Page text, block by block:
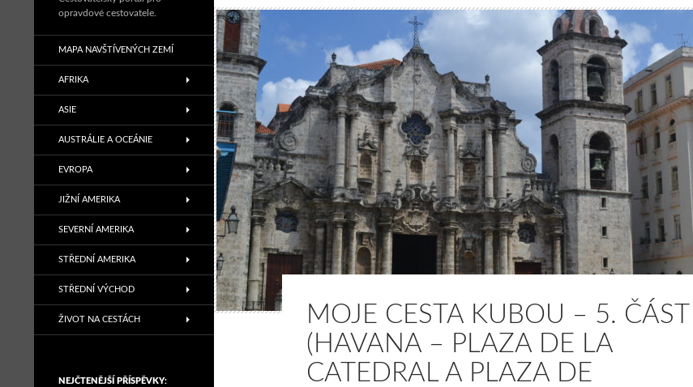
MOJE CESTA KUBOU – 5. ČÁST
(HAVANA – PLAZA DE LA
CATEDRAL A PLAZA DE
opravdové cestovatele.
MAPA NAVŠTÍVENÝCH ZEMÍ
AFRIKA
ASIE
AUSTRÁLIE A OCEÁNIE
EVROPA
JIŽNÍ AMERIKA
SEVERNÍ AMERIKA
STŘEDNÍ AMERIKA
STŘEDNÍ VÝCHOD
ŽIVOT NA CESTÁCH
NEJČTENĚJŠÍ PŘÍSPĚVKY: